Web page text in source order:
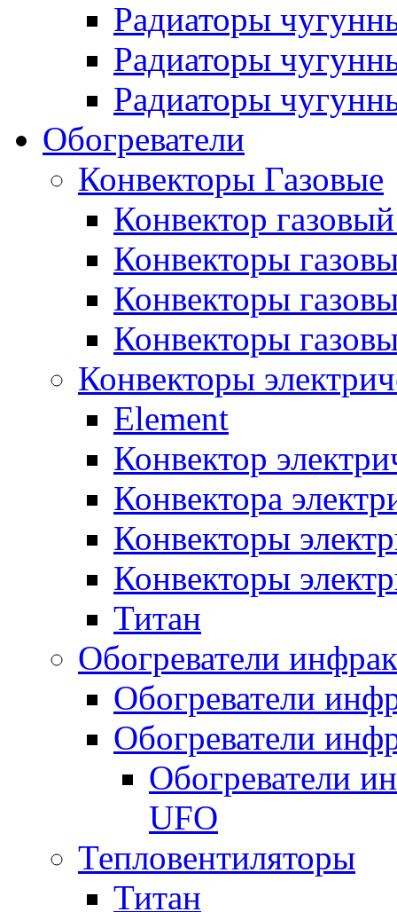
Радиаторы
Радиаторы
Радиаторы
Обогреватели
Конвекторы Газовые
Конвектор
Конвекторы
Конвекторы
Конвекторы
Конвекторы
Element
Конвектор
Конвектора
Конвекторы
Конвекторы
Титан
Обогреватели
Обогреватели
Обогреватели
Обогреватели
UFO
Тепловентиляторы
Титан